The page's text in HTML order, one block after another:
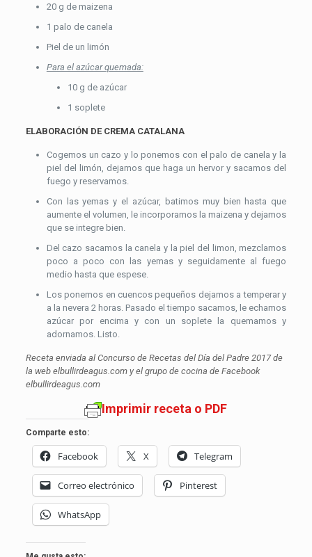
20 g de maizena
1 palo de canela
Piel de un limón
Para el azúcar quemada:
10 g de azúcar
1 soplete
ELABORACIÓN DE CREMA CATALANA
Cogemos un cazo y lo ponemos con el palo de canela y la
piel del limón, dejamos que haga un hervor y sacamos del
fuego y reservamos.
Con las yemas y el azúcar, batimos muy bien hasta que
aumente el volumen, le incorporamos la maizena y dejamos
que se integre bien.
Del cazo sacamos la canela y la piel del limon, mezclamos
poco a poco con las yemas y seguidamente al fuego
medio hasta que espese.
Los ponemos en cuencos pequeños dejamos a temperar y
a la nevera 2 horas. Pasado el tiempo sacamos, le echamos
azúcar por encima y con un soplete la quemamos y
adornamos. Listo.
Receta enviada al Concurso de Recetas del Día del Padre 2017 de
la web elbullirdeagus.com y el grupo de cocina de Facebook
elbullirdeagus.com
Imprimir receta o PDF
Comparte esto:
Facebook X Telegram
Correo electrónico Pinterest
WhatsApp